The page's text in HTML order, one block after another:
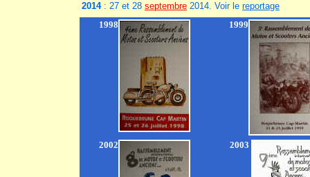
2014: 27 et 28 septembre 2014. Voir le reportage
1998
1999
2002 2003